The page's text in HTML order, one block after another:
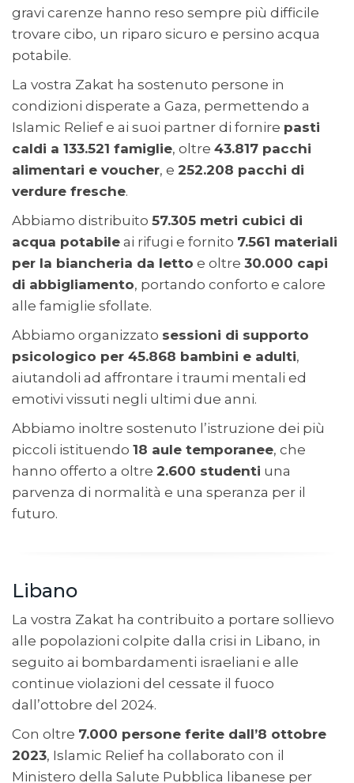
gravi carenze hanno reso sempre più difficile
trovare cibo, un riparo sicuro e persino acqua
potabile.
La vostra Zakat ha sostenuto persone in
condizioni disperate a Gaza, permettendo a
Islamic Relief e ai suoi partner di fornire pasti
caldi a 133.521 famiglie, oltre 43.817 pacchi
alimentari e voucher, e 252.208 pacchi di
verdure fresche.
Abbiamo distribuito 57.305 metri cubici di
acqua potabile ai rifugi e fornito 7.561 materiali
per la biancheria da letto e oltre 30.000 capi
di abbigliamento, portando conforto e calore
alle famiglie sfollate.
Abbiamo organizzato sessioni di supporto
psicologico per 45.868 bambini e adulti,
aiutandoli ad affrontare i traumi mentali ed
emotivi vissuti negli ultimi due anni.
Abbiamo inoltre sostenuto l’istruzione dei più
piccoli istituendo 18 aule temporanee, che
hanno offerto a oltre 2.600 studenti una
parvenza di normalità e una speranza per il
futuro.
Libano
La vostra Zakat ha contribuito a portare sollievo
alle popolazioni colpite dalla crisi in Libano, in
seguito ai bombardamenti israeliani e alle
continue violazioni del cessate il fuoco
dall’ottobre del 2024.
Con oltre 7.000 persone ferite dall’8 ottobre
2023, Islamic Relief ha collaborato con il
Ministero della Salute Pubblica libanese per